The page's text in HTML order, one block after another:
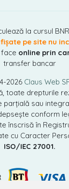
la cursul
pe site nu
online prin
transfer bancar
2026 Claus Web
toate drepturile
sau
conform
înscrisă în
cu Caracter
ISO/IEC 27001.